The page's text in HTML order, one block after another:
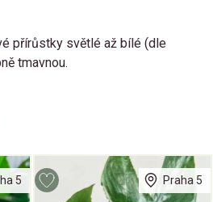
přírůstky světlé až bílé (dle
tmavnou.
5 Praha 5